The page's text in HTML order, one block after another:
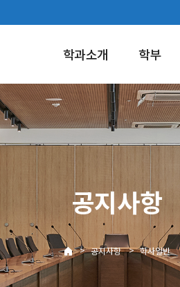
학과소개 학부
공지사항
> 공지사항 > 학사일반